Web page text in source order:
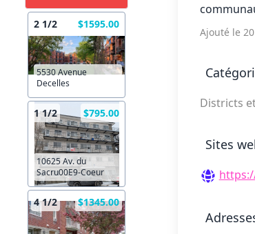
2 1/2 $1595.00
5530 Avenue
Decelles
1 1/2 $795.00
10625 Av. du
Sacru00E9-Coeur
4 1/2 $1345.00
Ajouté le
Districts
Sites